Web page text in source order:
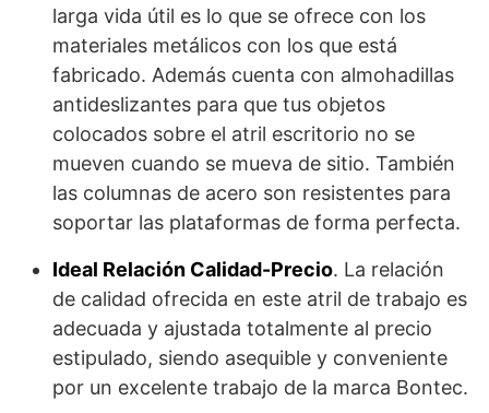
larga vida útil es lo que se ofrece con los
materiales metálicos con los que está
fabricado. Además cuenta con almohadillas
antideslizantes para que tus objetos
colocados sobre el atril escritorio no se
mueven cuando se mueva de sitio. También
las columnas de acero son resistentes para
soportar las plataformas de forma perfecta.
Ideal Relación Calidad-Precio. La relación
de calidad ofrecida en este atril de trabajo es
adecuada y ajustada totalmente al precio
estipulado, siendo asequible y conveniente
por un excelente trabajo de la marca Bontec.